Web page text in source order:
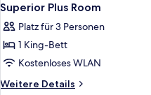
Superior Plus Room
Platz für 3 Personen
1 King-Bett
Kostenloses WLAN
Weitere Details
Weitere